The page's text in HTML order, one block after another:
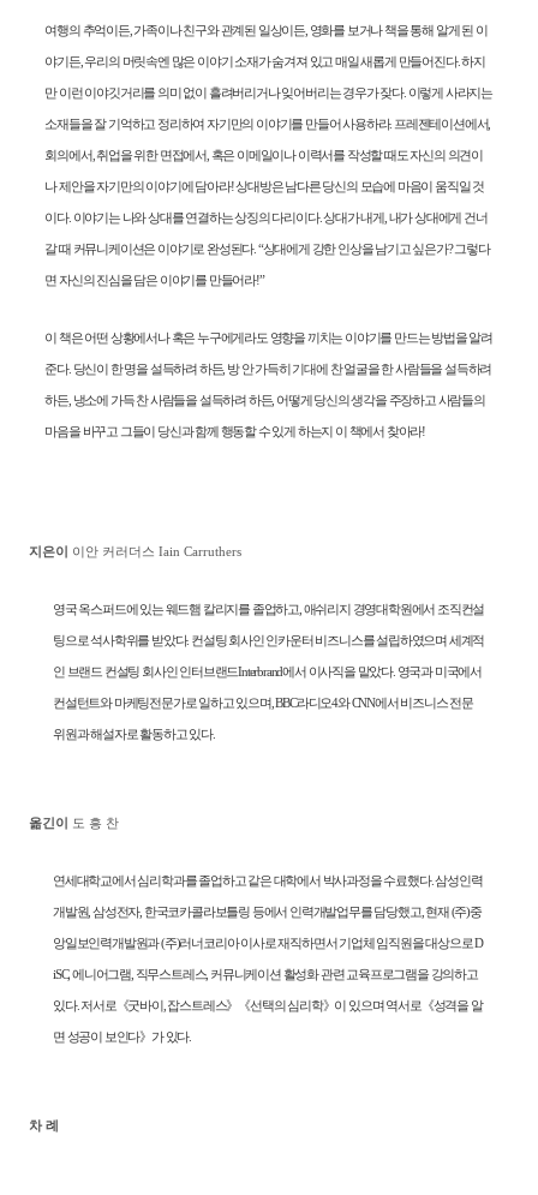
여행의 추억이든, 가족이나 친구와 관계된 일상이든, 영화를 보거나 책을 통해 알게 된 이
야기든,우리의 머릿속엔 많은 이야기 소재가 숨겨져 있고 매일 새롭게 만들어진다.하지
만 이런 이야깃거리를 의미 없이 흘려버리거나 잊어버리는 경우가 잦다. 이렇게 사라지는
소재들을 잘 기억하고 정리하여 자기만의 이야기를 만들어 사용하라. 프레젠테이션에서,
회의에서,취업을 위한 면접에서, 혹은 이메일이나 이력서를 작성할 때도 자신의 의견이
나 제안을 자기만의 이야기에 담아라!상대방은 남다른 당신의 모습에 마음이 움직일 것
이다. 이야기는 나와 상대를 연결하는 상징의 다리이다.상대가 내게, 내가 상대에게 건너
갈 때 커뮤니케이션은 이야기로 완성된다. “상대에게 강한 인상을 남기고 싶은가?그렇다
면 자신의 진심을 담은 이야기를 만들어라!”
이 책은 어떤 상황에서나 혹은 누구에게라도 영향을 끼치는 이야기를 만드는 방법을 알려
준다. 당신이 한 명을 설득하려 하든, 방 안 가득히 기대에 찬 얼굴을 한 사람들을 설득하려
하든, 냉소에 가득 찬 사람들을 설득하려 하든, 어떻게 당신의 생각을 주장하고 사람들의
마음을 바꾸고 그들이 당신과 함께 행동할 수 있게 하는지 이 책에서 찾아라!
지은이 이안 커러더스 Iain Carruthers
영국 옥스퍼드에 있는 웨드햄 칼리지를 졸업하고 애쉬리지 경영대학원에서 조직컨설
팅으로 석사학위를 받았다. 컨설팅 회사인 인카운터 비즈니스를 설립하였으며 세계적
인 브랜드 컨설팅 회사인 인터브랜드Interbrand에서 이사직을 맡았다. 영국과 미국에서
컨설턴트와 마케팅전문가로 일하고 있으며, BBC라디오4와CNN에서 비즈니스 전문
위원과 해설자로 활동하고 있다.
옮긴이 도 흥 찬
연세대학교에서 심리학과를 졸업하고 같은 대학에서 박사과정을 수료했다.삼성인력
개발원,삼성전자, 한국코카콜라보틀링 등에서 인력개발업무를 담당했고, 현재(주)중
앙일보인력개발원과(주)러너코리아 이사로 재직하면서 기업체 임직원을 대상으로D
iSC,에니어그램 직무스트레스, 커뮤니케이션 활성화 관련 교육프로그램을 강의하고
있다. 저서로 《굿바이, 잡스트레스》《선택의 심리학》 이 있으며 역서로 《성격을 알
면 성공이 보인다》 가 있다.
차 례